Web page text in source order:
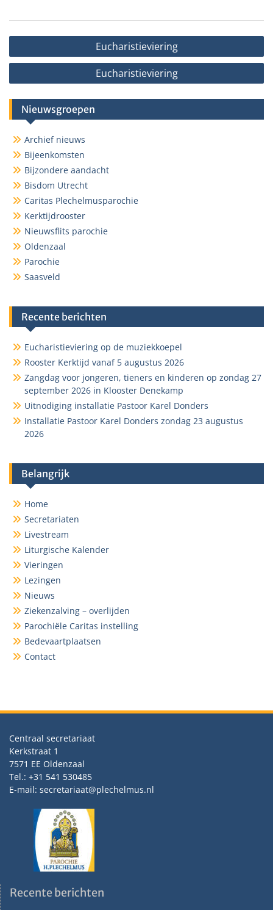
Bericht
navigatie
Eucharistieviering
Eucharistieviering
Nieuwsgroepen
Archief nieuws
Bijeenkomsten
Bijzondere aandacht
Bisdom Utrecht
Caritas Plechelmusparochie
Kerktijdrooster
Nieuwsflits parochie
Oldenzaal
Parochie
Saasveld
Recente berichten
Eucharistieviering op de muziekkoepel
Rooster Kerktijd vanaf 5 augustus 2026
Zangdag voor jongeren, tieners en kinderen op zondag 27
september 2026 in Klooster Denekamp
Uitnodiging installatie Pastoor Karel Donders
Installatie Pastoor Karel Donders zondag 23 augustus
2026
Belangrijk
Home
Secretariaten
Livestream
Liturgische Kalender
Vieringen
Lezingen
Nieuws
Ziekenzalving – overlijden
Parochiële Caritas instelling
Bedevaartplaatsen
Contact
Centraal secretariaat
Kerkstraat 1
7571 EE Oldenzaal
Tel.: +31 541 530485
E-mail: secretariaat@plechelmus.nl
Recente berichten